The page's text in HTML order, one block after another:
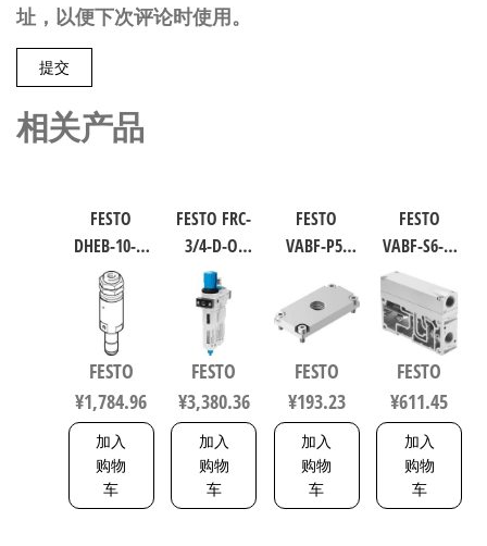
址，以便下次评论时使用。
相关产品
FESTO
DHEB-10-E-
U-E-P 波纹
管气爪 符
合ISO 8573-
1:2010
1320832
FESTO
¥1,784.96
加入
购物
车
FESTO FRC-
3/4-D-O-
MAXI 过滤
减压阀润
滑器组合
符合ISO
8573-1:2010
162744
FESTO
¥3,380.36
加入
购物
车
FESTO
VABF-P5-
软启动阀
8021860
FESTO
¥193.23
加入
购物
车
FESTO
VABF-S6-1-
P1A7-G12
软启动阀
539231
FESTO
¥611.45
加入
购物
车